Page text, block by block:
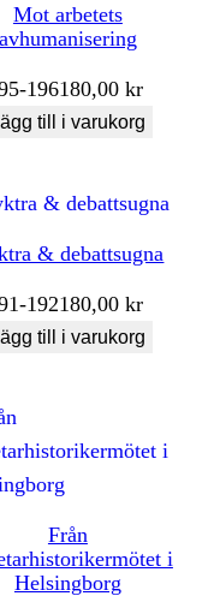
Mot arbetets
avhumanisering
196180,00kr
till i varukorg
& debattsugna
192180,00kr
till i varukorg
Från
i
Helsingborg